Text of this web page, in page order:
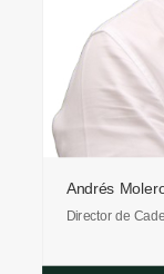
Andrés
Director de